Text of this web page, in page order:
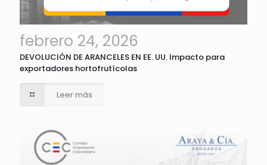
febrero 24, 2026
DEVOLUCIÓN DE ARANCELES EN EE. UU. Impacto para
exportadores hortofrutícolas
Leer más